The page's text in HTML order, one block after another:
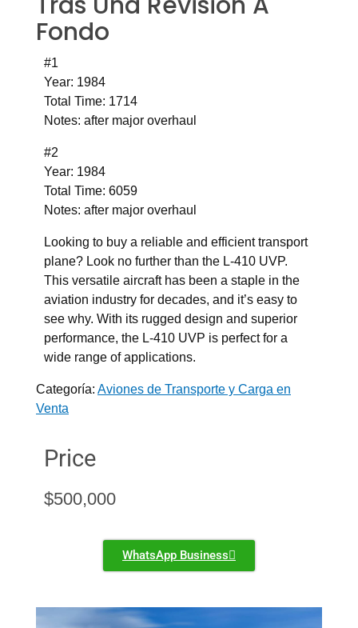
Fondo
#1
Year: 1984
Total Time: 1714
Notes: after major overhaul
#2
Year: 1984
Total Time: 6059
Notes: after major overhaul
Looking to buy a reliable and efficient transport
plane? Look no further than the L-410 UVP.
This versatile aircraft has been a staple in the
aviation industry for decades, and it’s easy to
see why. With its rugged design and superior
performance, the L-410 UVP is perfect for a
wide range of applications.
Categoría: Aviones de Transporte y Carga en
Venta
Price
$500,000
WhatsApp Business